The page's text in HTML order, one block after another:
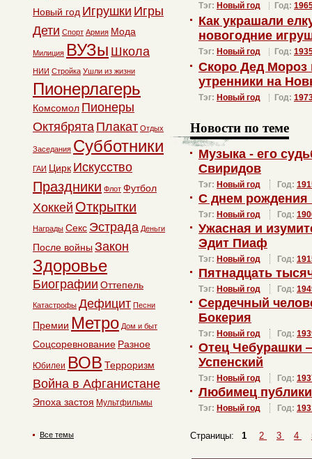
Тэг: Новый год Год:
Как украшали
новогодние
Тэг: Новый год Год:
Скоро Дед Мороз
утренники на
Тэг: Новый год Год:
Новости по теме
Музыка - его
Свиридов
Тэг: Новый год Год:
С днем
Тэг: Новый год Год:
Ужасная и
Эдит Пиаф
Тэг: Новый год Год:
Пятнадцать
Тэг: Новый год Год:
Сердечный
Бокерия
Тэг: Новый год Год:
Отец Чебурашки
Успенский
Тэг: Новый год Год:
Любимец
Тэг: Новый год Год:
Страницы: 1 2 3 4
Новый год Игрушки Игры
Дети Спорт Армия Мода
Милиция ВУЗы Школа
НИИ Стройка Ушли из жизни
Пионерлагерь
Комсомол Пионеры
Октябрята Плакат Отдых
Заседания Субботники
ГАИ Цирк Искусство
Праздники Флот Футбол
Хоккей Открытки
Награды Секс Эстрада Деньги
После войны Закон
Здоровье
Биографии Оттепель
Катастрофы Дефицит Песни
Премии Метро Дом и быт
Соцсоревнование Разное
Юбилеи ВОВ Терроризм
Война в Афганистане
Эпоха застоя Мультфильмы
Все темы